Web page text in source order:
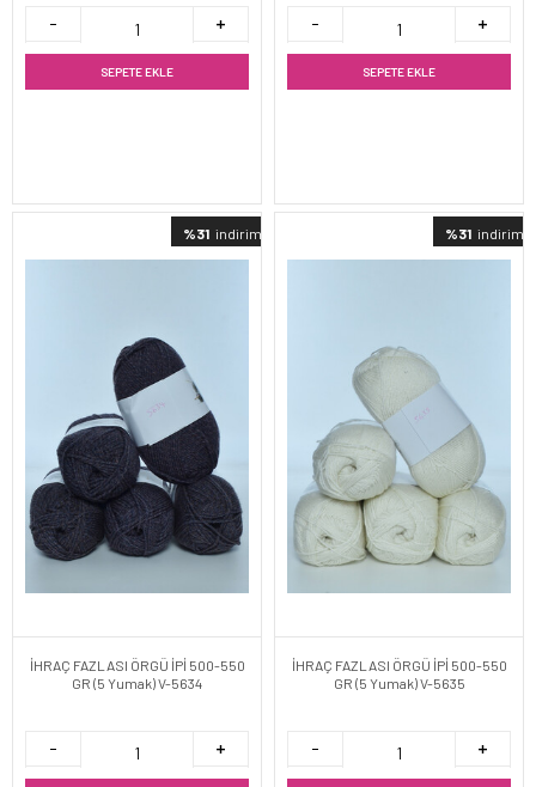
SEPETE EKLE SEPETE EKLE
%31 indirimli
İHRAÇ FAZLASI ÖRGÜ İPİ 500-550
GR (5 Yumak) V-5634
%31 indirimli
İHRAÇ FAZLASI ÖRGÜ İPİ 500-550
GR (5 Yumak) V-5635